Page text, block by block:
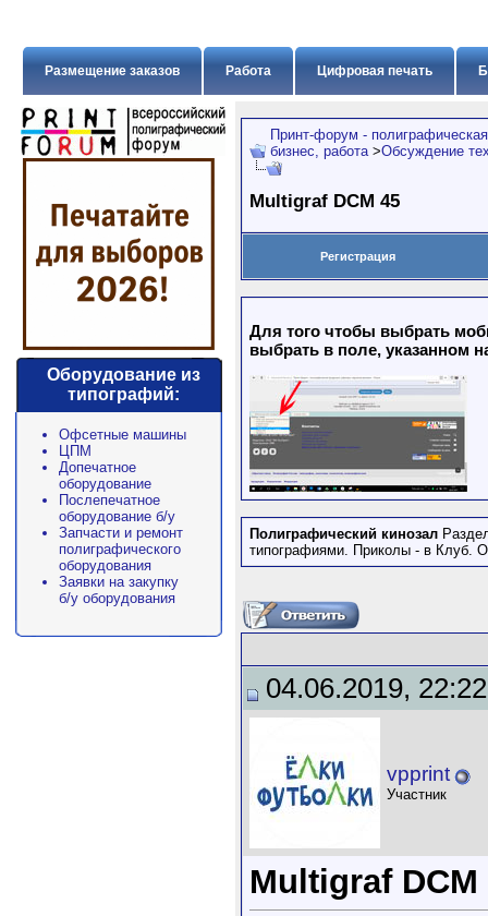
Цифровая печать
Работа
Размещение заказов
Оборудование из
типографий:
Офсетные машины
ЦПМ
Допечатное
оборудование
Послепечатное
оборудование б/у
Запчасти и ремонт
полиграфического
оборудования
Заявки на закупку
б/у оборудования
Принт-форум -
бизнес, работа >Обсуждение
Multigraf DCM 45
Регистрация
Для того чтобы выбрать
выбрать в поле, указанном
Полиграфический кинозал
типографиями. Приколы - в Клуб.
04.06.2019, 22:22
vpprint
Участник
Multigraf DCM